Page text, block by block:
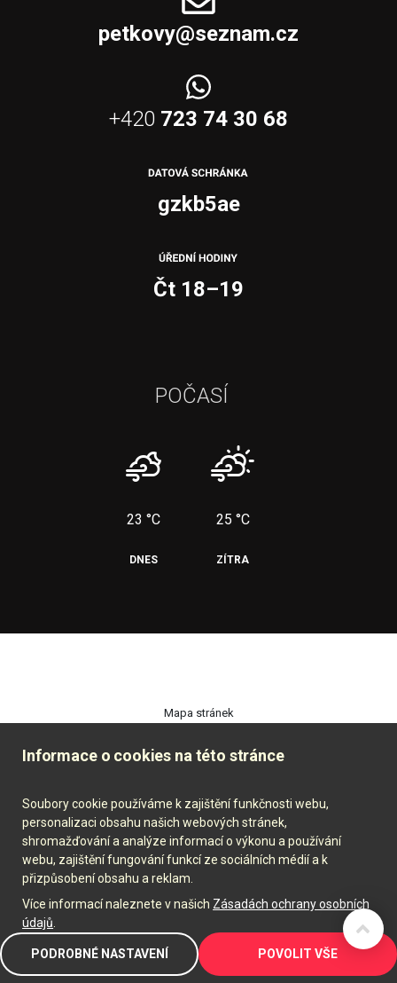
petkovy@seznam.cz
+420 723 74 30 68
gzkb5ae
Čt 18–19
POČASÍ
23 °C 25 °C
DNES ZÍTRA
© Obec petkovy
Naposledy aktualizováno: 04.08.2026 18:03
Mapa stránek
Kontakt
Informace o cookies na této stránce
Soubory cookie používáme k zajištění funkčnosti webu,
personalizaci obsahu našich webových stránek,
shromažďování a analýze informací o výkonu a používání
webu, zajištění fungování funkcí ze sociálních médií a k
přizpůsobení obsahu a reklam.
Více informací naleznete v našich Zásadách ochrany osobních
údajů
PODROBNÉ NASTAVENÍ POVOLIT VŠE